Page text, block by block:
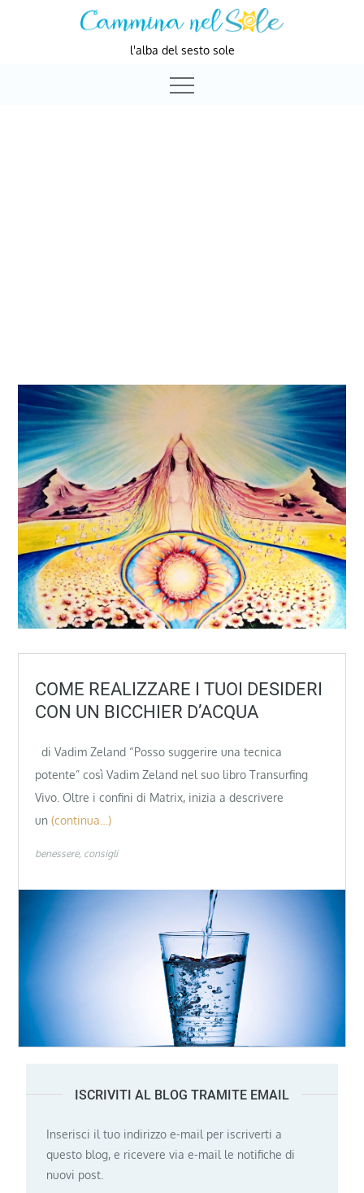
l'alba del sesto sole
COME REALIZZARE I TUOI DESIDERI
CON UN BICCHIER D’ACQUA
di Vadim Zeland “Posso suggerire una tecnica
potente” così Vadim Zeland nel suo libro Transurfing
Vivo. Oltre i confini di Matrix, inizia a descrivere
un (continua…)
benessere consigli
ISCRIVITI AL BLOG TRAMITE EMAIL
Inserisci il tuo indirizzo e-mail per iscriverti a
questo blog, e ricevere via e-mail le notifiche di
nuovi post.